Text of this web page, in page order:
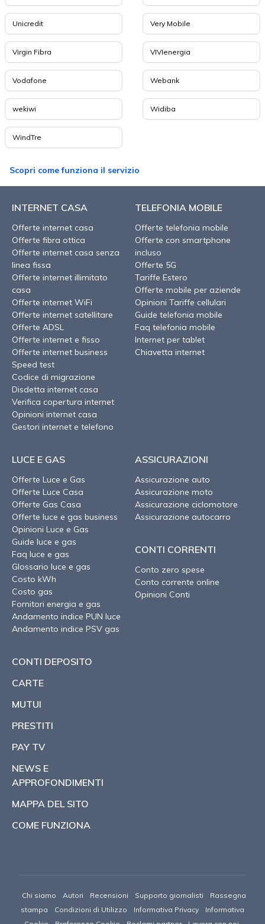
Unicredit Very Mobile
Virgin Fibra VIVIenergia
Vodafone Webank
wekiwi Widiba
WindTre
Scopri come funziona il servizio
INTERNET CASA
Offerte internet casa
Offerte fibra ottica
Offerte internet casa senza
linea fissa
Offerte internet illimitato
casa
Offerte internet WiFi
Offerte internet satellitare
Offerte ADSL
Offerte internet e fisso
Offerte internet business
Speed test
Codice di migrazione
Disdetta internet casa
Verifica copertura internet
Opinioni internet casa
Gestori internet e telefono
TELEFONIA MOBILE
Offerte telefonia mobile
Offerte con smartphone
incluso
Offerte 5G
Tariffe Estero
Offerte mobile per aziende
Opinioni Tariffe cellulari
Guide telefonia mobile
Faq telefonia mobile
Internet per tablet
Chiavetta internet
LUCE E GAS
Offerte Luce e Gas
Offerte Luce Casa
Offerte Gas Casa
Offerte luce e gas business
Opinioni Luce e Gas
Guide luce e gas
Faq luce e gas
Glossario luce e gas
Costo kWh
Costo gas
Fornitori energia e gas
Andamento indice PUN luce
Andamento indice PSV gas
ASSICURAZIONI
Assicurazione auto
Assicurazione moto
Assicurazione ciclomotore
Assicurazione autocarro
CONTI CORRENTI
Conto zero spese
Conto corrente online
Opinioni Conti
CONTI DEPOSITO
CARTE
MUTUI
PRESTITI
PAY TV
NEWS E
APPROFONDIMENTI
MAPPA DEL SITO
COME FUNZIONA
Chi siamo Autori Recensioni Supporto giornalisti
Rassegna
stampa
Condizioni di Utilizzo Informativa Privacy
Informativa